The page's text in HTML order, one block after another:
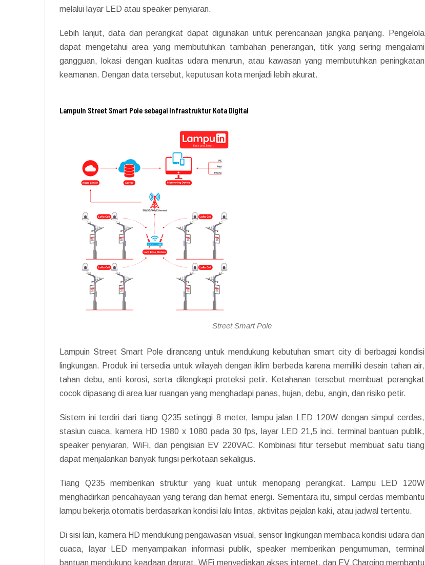
melalui layar LED atau speaker penyiaran.
Lebih lanjut, data dari perangkat dapat digunakan untuk perencanaan jangka panjang. Pengelola
dapat mengetahui area yang membutuhkan tambahan penerangan, titik yang sering mengalami
gangguan, lokasi dengan kualitas udara menurun, atau kawasan yang membutuhkan peningkatan
keamanan. Dengan data tersebut, keputusan kota menjadi lebih akurat.
Lampuin Street Smart Pole sebagai Infrastruktur Kota Digital
Street Smart Pole
Lampuin Street Smart Pole dirancang untuk mendukung kebutuhan smart city di berbagai kondisi
lingkungan. Produk ini tersedia untuk wilayah dengan iklim berbeda karena memiliki desain tahan air,
tahan debu, anti korosi, serta dilengkapi proteksi petir. Ketahanan tersebut membuat perangkat
cocok dipasang di area luar ruangan yang menghadapi panas, hujan, debu, angin, dan risiko petir.
Sistem ini terdiri dari tiang Q235 setinggi 8 meter, lampu jalan LED 120W dengan simpul cerdas,
stasiun cuaca, kamera HD 1980 x 1080 pada 30 fps, layar LED 21,5 inci, terminal bantuan publik,
speaker penyiaran, WiFi, dan pengisian EV 220VAC. Kombinasi fitur tersebut membuat satu tiang
dapat menjalankan banyak fungsi perkotaan sekaligus.
Tiang Q235 memberikan struktur yang kuat untuk menopang perangkat. Lampu LED 120W
menghadirkan pencahayaan yang terang dan hemat energi. Sementara itu, simpul cerdas membantu
lampu bekerja otomatis berdasarkan kondisi lalu lintas, aktivitas pejalan kaki, atau jadwal tertentu.
Di sisi lain, kamera HD mendukung pengawasan visual, sensor lingkungan membaca kondisi udara dan
cuaca, layar LED menyampaikan informasi publik, speaker memberikan pengumuman, terminal
bantuan mendukung keadaan darurat, WiFi menyediakan akses internet, dan EV Charging membantu